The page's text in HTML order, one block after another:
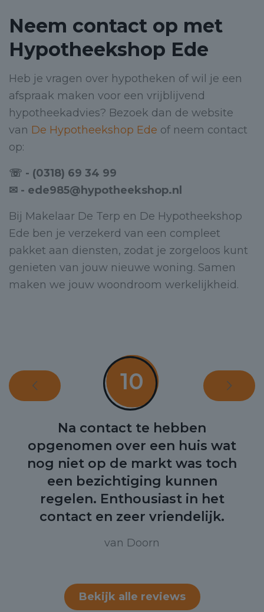
Neem contact op met
Hypotheekshop Ede
Heb je vragen over hypotheken of wil je een
afspraak maken voor een vrijblijvend
hypotheekadvies? Bezoek dan de website
van De Hypotheekshop Ede of neem contact
op:
☏ - (0318) 69 34 99
✉ - ede985@hypotheekshop.nl
Bij Makelaar De Terp en De Hypotheekshop
Ede ben je verzekerd van een compleet
pakket aan diensten, zodat je zorgeloos kunt
genieten van jouw nieuwe woning. Samen
maken we jouw woondroom werkelijkheid.
10
Na contact te hebben
opgenomen over een huis wat
nog niet op de markt was toch
een bezichtiging kunnen
regelen. Enthousiast in het
contact en zeer vriendelijk.
van Doorn
Bekijk alle reviews